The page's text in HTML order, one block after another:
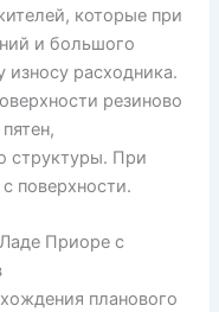
которые при
и большого
расходника.
резиново
структуры. При
поверхности.
Приоре с
планового